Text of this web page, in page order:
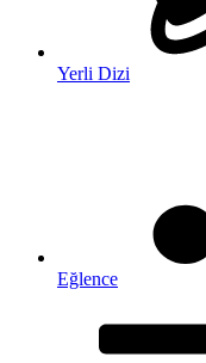
Yerli Dizi
Eğlence